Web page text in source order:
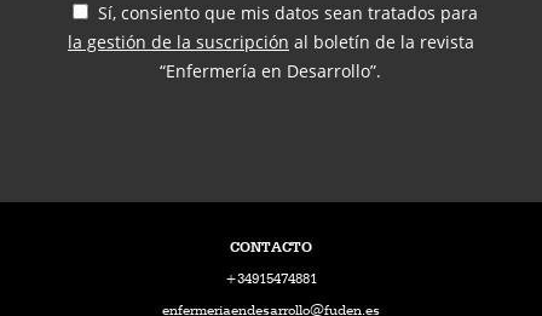
Sí, consiento que mis datos sean tratados para
la gestión de la suscripción al boletín de la revista
“Enfermería en Desarrollo”.
CONTACTO
+34915474881
enfermeriaendesarrollo@fuden.es